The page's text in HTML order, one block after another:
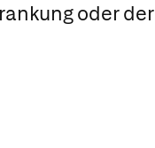
oder der